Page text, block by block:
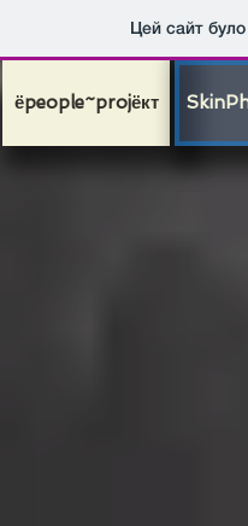
Цей сайт
ёpeople~projёкт